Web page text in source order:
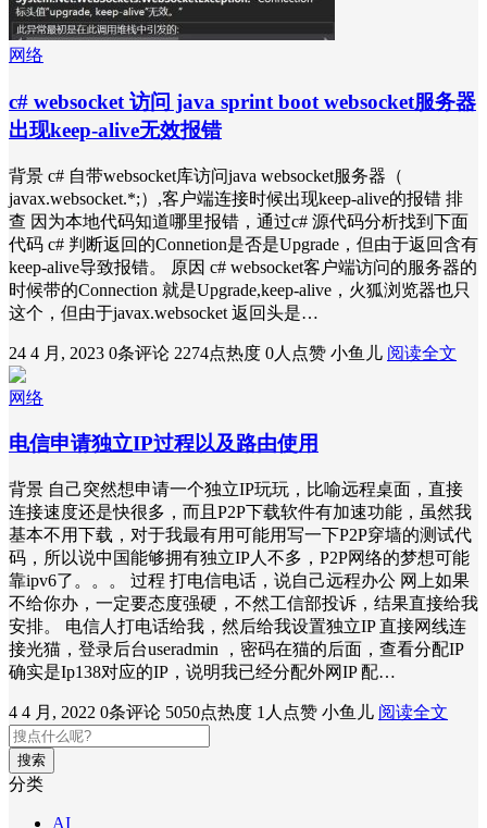
网络
c# websocket 访问 java sprint boot websocket服务器
出现keep-alive无效报错
背景 c# 自带websocket库访问java websocket服务器（
javax.websocket.*;）,客户端连接时候出现keep-alive的报错 排
查 因为本地代码知道哪里报错，通过c# 源代码分析找到下面
代码 c# 判断返回的Connetion是否是Upgrade，但由于返回含有
keep-alive导致报错。 原因 c# websocket客户端访问的服务器的
时候带的Connection 就是Upgrade,keep-alive，火狐浏览器也只
这个，但由于javax.websocket 返回头是…
24 4 月, 2023 0条评论 2274点热度 0人点赞 小鱼儿 阅读全文
网络
电信申请独立IP过程以及路由使用
背景 自己突然想申请一个独立IP玩玩，比喻远程桌面，直接
连接速度还是快很多，而且P2P下载软件有加速功能，虽然我
基本不用下载，对于我最有用可能用写一下P2P穿墙的测试代
码，所以说中国能够拥有独立IP人不多，P2P网络的梦想可能
靠ipv6了。。。 过程 打电信电话，说自己远程办公 网上如果
不给你办，一定要态度强硬，不然工信部投诉，结果直接给我
安排。 电信人打电话给我，然后给我设置独立IP 直接网线连
接光猫，登录后台useradmin ，密码在猫的后面，查看分配IP
确实是Ip138对应的IP，说明我已经分配外网IP 配…
4 4 月, 2022 0条评论 5050点热度 1人点赞 小鱼儿 阅读全文
搜索
分类
AI